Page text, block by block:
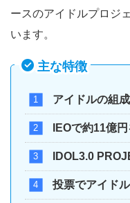
ースのアイドルプロジ
います。
主な特徴
アイドルの組
IEOで約11億
IDOL3.0
投票でアイド